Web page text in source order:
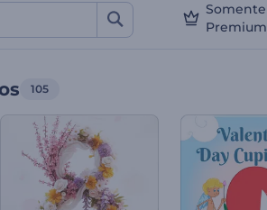
Somente
Premium
105